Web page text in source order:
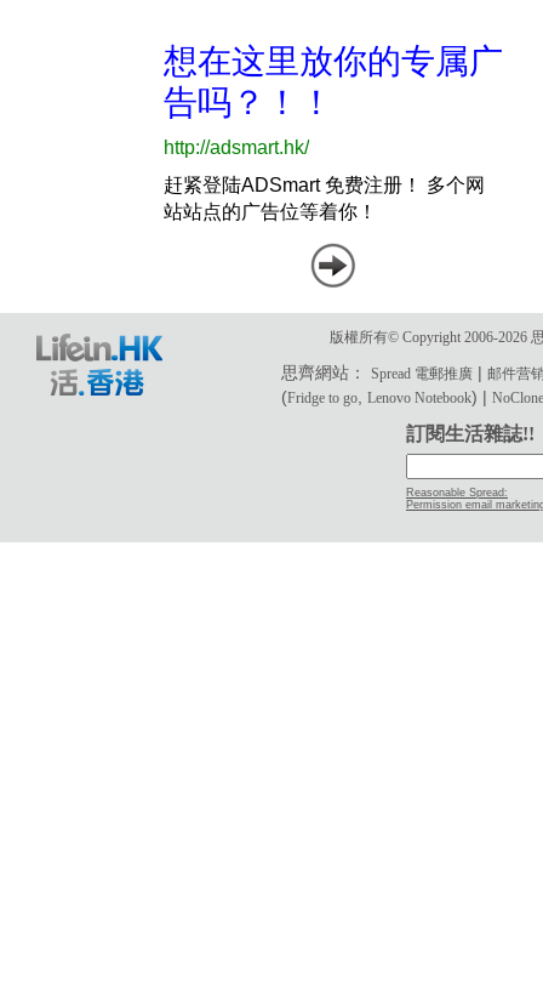
版權所有© Copyright 2006-2026
思齊網站：Spread 電郵推廣 |邮件营
(Fridge to go ,Lenovo Notebook) |